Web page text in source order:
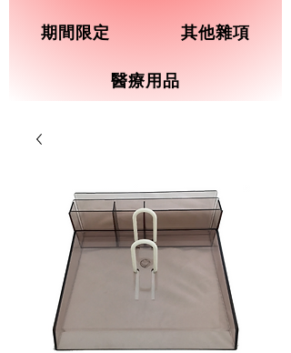
期間限定 其他雜項
醫療用品